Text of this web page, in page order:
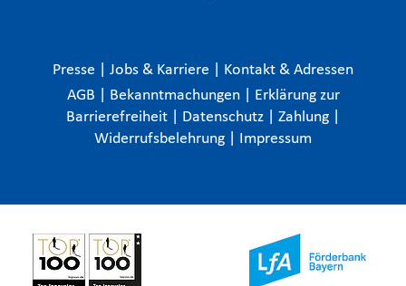
Presse Jobs & Karriere
Kontakt & Adressen
AGB
Bekanntmachungen
Erklärung zur
Barrierefreiheit
Datenschutz Zahlung
Widerrufsbelehrung
Impressum